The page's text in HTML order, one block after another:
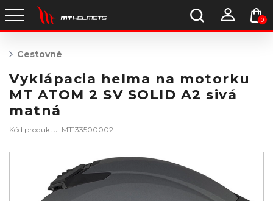
0
Cestovné
Vyklápacia helma na motorku
MT ATOM 2 SV SOLID A2 sivá
matná
Kód produktu: MT133500002